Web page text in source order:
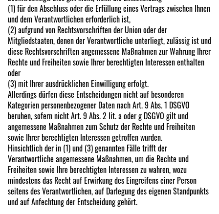
(1) für den Abschluss oder die Erfüllung eines Vertrags zwischen Ihnen
und dem Verantwortlichen erforderlich ist,
(2) aufgrund von Rechtsvorschriften der Union oder der
Mitgliedstaaten, denen der Verantwortliche unterliegt, zulässig ist und
diese Rechtsvorschriften angemessene Maßnahmen zur Wahrung Ihrer
Rechte und Freiheiten sowie Ihrer berechtigten Interessen enthalten
oder
(3) mit Ihrer ausdrücklichen Einwilligung erfolgt.
Allerdings dürfen diese Entscheidungen nicht auf besonderen
Kategorien personenbezogener Daten nach Art. 9 Abs. 1 DSGVO
beruhen, sofern nicht Art. 9 Abs. 2 lit. a oder g DSGVO gilt und
angemessene Maßnahmen zum Schutz der Rechte und Freiheiten
sowie Ihrer berechtigten Interessen getroffen wurden.
Hinsichtlich der in (1) und (3) genannten Fälle trifft der
Verantwortliche angemessene Maßnahmen, um die Rechte und
Freiheiten sowie Ihre berechtigten Interessen zu wahren, wozu
mindestens das Recht auf Erwirkung des Eingreifens einer Person
seitens des Verantwortlichen, auf Darlegung des eigenen Standpunkts
und auf Anfechtung der Entscheidung gehört.